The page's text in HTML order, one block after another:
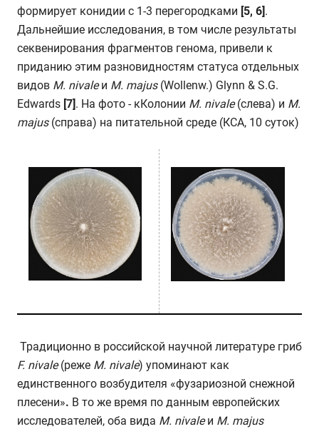
формирует конидии с 1-3 перегородками [5, 6].
Дальнейшие исследования, в том числе результаты
секвенирования фрагментов генома, привели к
приданию этим разновидностям статуса отдельных
видов M. nivaleи M. majus (Wollenw.) Glynn & S.G.
Edwards [7]. На фото - кКолонии M. nivale(слева) и M.
majus(справа) на питательной среде (КСА, 10 суток)
Традиционно в российской научной литературе гриб
F. nivale(реже M. nivale) упоминают как
единственного возбудителя «фузариозной снежной
плесени». В то же время по данным европейских
исследователей, оба вида M. nivaleи M. majus